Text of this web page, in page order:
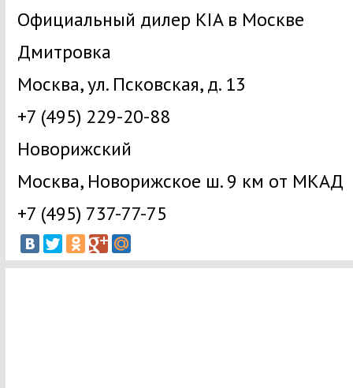
Официальный дилер KIA в Москве
Дмитровка
Москва, ул. Псковская, д. 13
+7 (495) 229-20-88
Новорижский
Москва, Новорижское ш. 9 км от МКАД
+7 (495) 737-77-75